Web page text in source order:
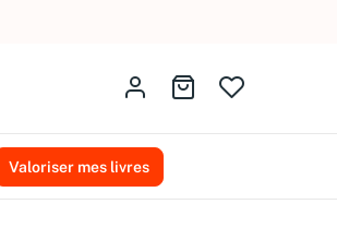
Identifiez-vousAller au panier
Valoriser mes livres